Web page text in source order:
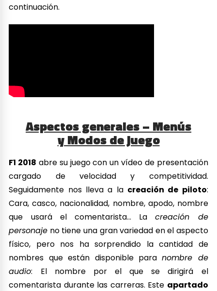
continuación.
Aspectos generales – Menús
y Modos de juego
F1 2018 abre su juego con un vídeo de presentación
cargado de velocidad y competitividad.
Seguidamente nos lleva a la creación de piloto:
Cara, casco, nacionalidad, nombre, apodo, nombre
que usará el comentarista… Lacreación de
personaje no tiene una gran variedad en el aspecto
físico, pero nos ha sorprendido la cantidad de
nombres que están disponible paranombre de
audio: El nombre por el que se dirigirá el
comentarista durante las carreras. Este apartado